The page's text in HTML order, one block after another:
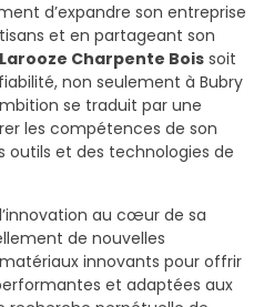
d’expandre son entreprise
et en partageant son
Larooze Charpente Bois soit
non seulement à Bubry
se traduit par une
les compétences de son
outils et des technologies de
au cœur de sa
de nouvelles
innovants pour offrir
et adaptées aux